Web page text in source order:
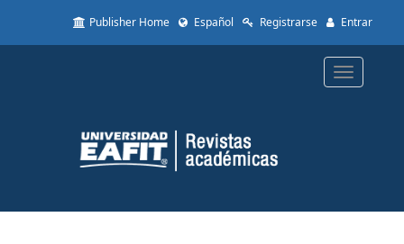
to
Content
Sidebar
Publisher Home Español Registrarse Entrar
Toggle